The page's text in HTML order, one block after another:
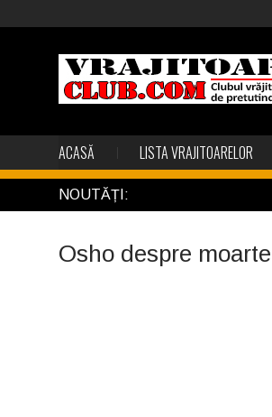
ACASĂ LISTA VRAJITOARELOR
NOUTĂȚI:
Osho despre moarte